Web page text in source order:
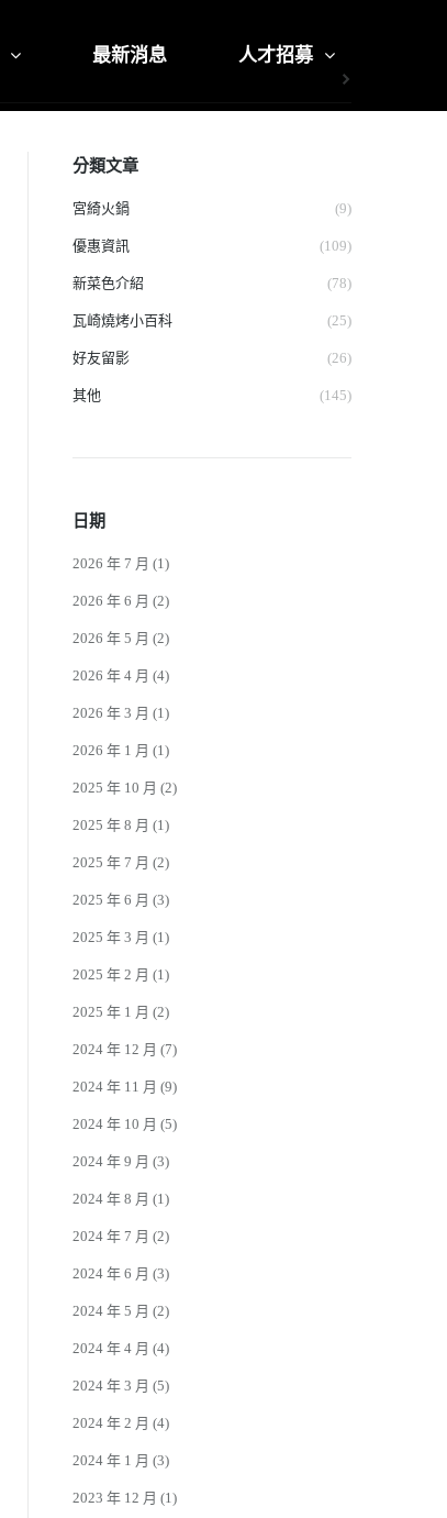
最新消息 人才招募
分類文章
宮綺火鍋 (9)
優惠資訊 (109)
新菜色介紹 (78)
瓦崎燒烤小百科 (25)
好友留影 (26)
其他 (145)
日期
2026 年 7 月 (1)
2026 年 6 月 (2)
2026 年 5 月 (2)
2026 年 4 月 (4)
2026 年 3 月 (1)
2026 年 1 月 (1)
2025 年 10 月 (2)
2025 年 8 月 (1)
2025 年 7 月 (2)
2025 年 6 月 (3)
2025 年 3 月 (1)
2025 年 2 月 (1)
2025 年 1 月 (2)
2024 年 12 月 (7)
2024 年 11 月 (9)
2024 年 10 月 (5)
2024 年 9 月 (3)
2024 年 8 月 (1)
2024 年 7 月 (2)
2024 年 6 月 (3)
2024 年 5 月 (2)
2024 年 4 月 (4)
2024 年 3 月 (5)
2024 年 2 月 (4)
2024 年 1 月 (3)
2023 年 12 月 (1)